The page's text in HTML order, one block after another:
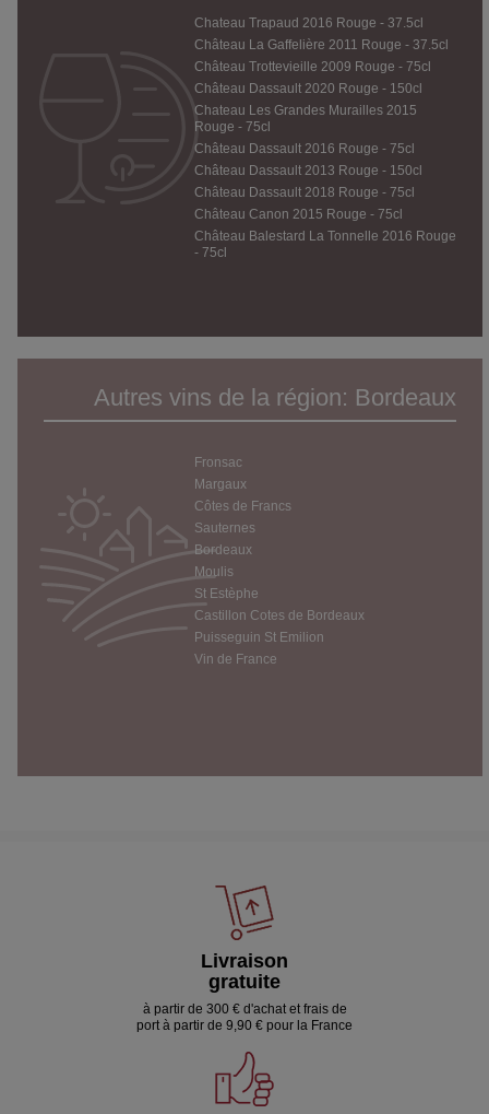
Chateau Trapaud 2016 Rouge - 37.5cl
Château La Gaffelière 2011 Rouge - 37.5cl
Château Trottevieille 2009 Rouge - 75cl
Château Dassault 2020 Rouge - 150cl
Chateau Les Grandes Murailles 2015
Rouge - 75cl
Château Dassault 2016 Rouge - 75cl
Château Dassault 2013 Rouge - 150cl
Château Dassault 2018 Rouge - 75cl
Château Canon 2015 Rouge - 75cl
Château Balestard La Tonnelle 2016 Rouge
- 75cl
Autres vins de la région: Bordeaux
Fronsac
Margaux
Côtes de Francs
Sauternes
Bordeaux
Moulis
St Estèphe
Castillon Cotes de Bordeaux
Puisseguin St Emilion
Vin de France
Livraison
gratuite
à partir de 300 € d'achat et frais de
port à partir de 9,90 € pour la France